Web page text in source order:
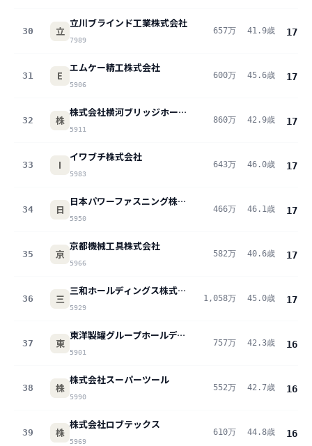
30 立
立川ブラインド工業株式会社
7989
657万 41.9歳 17.6
31 E
エムケー精工株式会社
5906
600万 45.6歳 17.5
32 株
株式会社横河ブリッジホールディングス
5911
860万 42.9歳 17.3
33 I
イワブチ株式会社
5983
643万 46.0歳 17.2
34 日
日本パワーファスニング株式会社
5950
466万 46.1歳 17.1
35 京
京都機械工具株式会社
5966
582万 40.6歳 17.0
36 三
三和ホールディングス株式会社
5929
1,058万 45.0歳 17.0
37 東
東洋製罐グループホールディングス株式会社
5901
757万 42.3歳 16.9
38 株
株式会社スーパーツール
5990
552万 42.7歳 16.8
39 株
株式会社ロブテックス
5969
610万 44.8歳 16.8